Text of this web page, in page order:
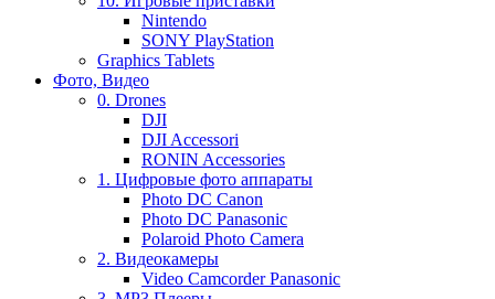
Nintendo
SONY PlayStation
Graphics Tablets
Фото, Видео
0. Drones
DJI
DJI Accessori
RONIN Accessories
1. Цифровые фото аппараты
Photo DC Canon
Photo DC Panasonic
Polaroid Photo Camera
2. Видеокамеры
Video Camcorder Panasonic